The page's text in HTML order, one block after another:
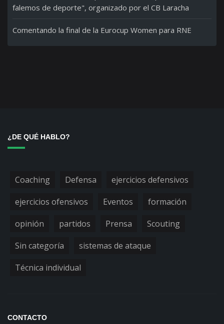
falemos de deporte", organizado por el CB Laracha
Comentando la final de la Eurocup Women para RNE
¿DE QUÉ HABLO?
Coaching Defensa
ejercicios defensivos
ejercicios ofensivos
Eventos
formación
opinión
partidos Prensa
Scouting
Sin categoría
sistemas de ataque
Técnica individual
CONTACTO